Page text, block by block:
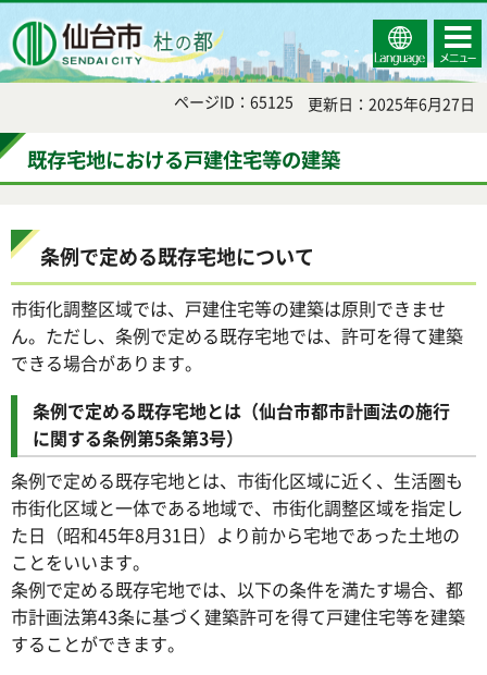
Select
Language
コンテ
ンツメ
ニュー
ページID：65125 更新日：2025年6月27日
既存宅地における戸建住宅等の建築
条例で定める既存宅地について
市街化調整区域では、戸建住宅等の建築は原則できませ
ん。ただし、条例で定める既存宅地では、許可を得て建築
できる場合があります。
条例で定める既存宅地とは（仙台市都市計画法の施行
に関する条例第5条第3号）
条例で定める既存宅地とは、市街化区域に近く、生活圏も
市街化区域と一体である地域で、市街化調整区域を指定し
た日（昭和45年8月31日）より前から宅地であった土地の
ことをいいます。
条例で定める既存宅地では、以下の条件を満たす場合、都
市計画法第43条に基づく建築許可を得て戸建住宅等を建築
することができます。